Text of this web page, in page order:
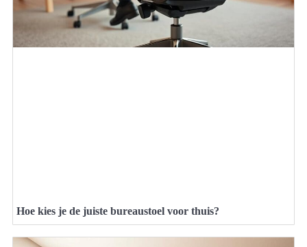
Hoe kies je de juiste bureaustoel voor thuis?